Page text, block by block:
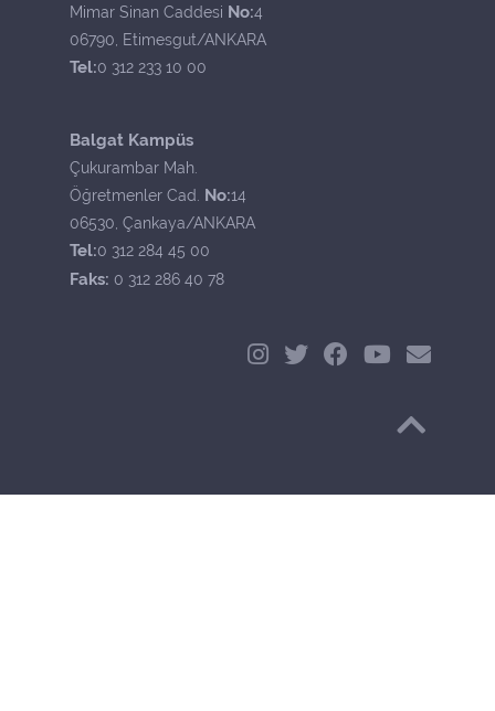
Mimar Sinan Caddesi No:4
06790, Etimesgut/ANKARA
Tel:0 312 233 10 00
Balgat Kampüs
Çukurambar Mah.
Öğretmenler Cad. No:14
06530, Çankaya/ANKARA
Tel:0 312 284 45 00
Faks: 0 312 286 40 78